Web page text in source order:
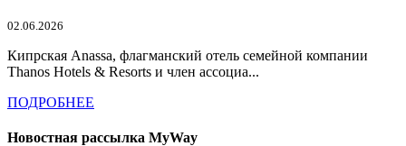
02.06.2026
Кипрская Anassa, флагманский отель семейной компании
Thanos Hotels & Resorts и член ассоциа...
ПОДРОБНЕЕ
Новостная рассылка MyWay